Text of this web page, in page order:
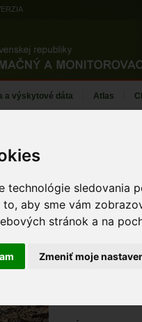
technológie sledovania
aby sme vám
stránok a na
Zmeniť moje
a výskytové dáta Atlas
podkovár
TML_M2_102 (1